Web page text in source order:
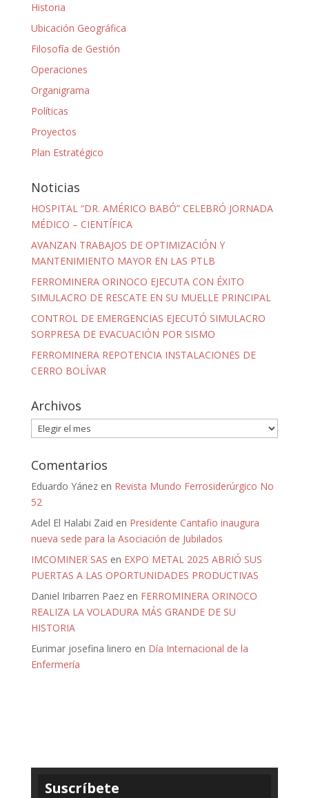
Historia
Ubicación Geográfica
Filosofía de Gestión
Operaciones
Organigrama
Políticas
Proyectos
Plan Estratégico
Noticias
HOSPITAL “DR. AMÉRICO BABÓ” CELEBRÓ JORNADA
MÉDICO – CIENTÍFICA
AVANZAN TRABAJOS DE OPTIMIZACIÓN Y
MANTENIMIENTO MAYOR EN LAS PTLB
FERROMINERA ORINOCO EJECUTA CON ÉXITO
SIMULACRO DE RESCATE EN SU MUELLE PRINCIPAL
CONTROL DE EMERGENCIAS EJECUTÓ SIMULACRO
SORPRESA DE EVACUACIÓN POR SISMO
FERROMINERA REPOTENCIA INSTALACIONES DE
CERRO BOLÍVAR
Archivos
Archivos
Comentarios
Eduardo Yánezen Revista Mundo Ferrosiderúrgico No
52
Adel El Halabi Zaid en Presidente Cantafio inaugura
nueva sede para la Asociación de Jubilados
IMCOMINER SAS en EXPO METAL 2025 ABRIÓ SUS
PUERTAS A LAS OPORTUNIDADES PRODUCTIVAS
Daniel Iribarren Paezen FERROMINERA ORINOCO
REALIZA LA VOLADURA MÁS GRANDE DE SU
HISTORIA
Eurimar josefina linero en Día Internacional de la
Enfermería
Suscríbete